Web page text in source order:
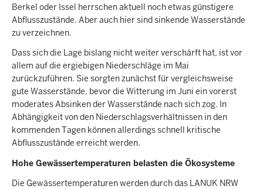
Berkel oder Issel herrschen aktuell noch etwas günstigere
Abflusszustände. Aber auch hier sind sinkende Wasserstände
zu verzeichnen.
Dass sich die Lage bislang nicht weiter verschärft hat, ist vor
allem auf die ergiebigen Niederschläge im Mai
zurückzuführen. Sie sorgten zunächst für vergleichsweise
gute Wasserstände, bevor die Witterung im Juni ein vorerst
moderates Absinken der Wasserstände nach sich zog. In
Abhängigkeit von den Niederschlagsverhältnissen in den
kommenden Tagen können allerdings schnell kritische
Abflusszustände erreicht werden.
Hohe Gewässertemperaturen belasten die Ökosysteme
Die Gewässertemperaturen werden durch das LANUK NRW